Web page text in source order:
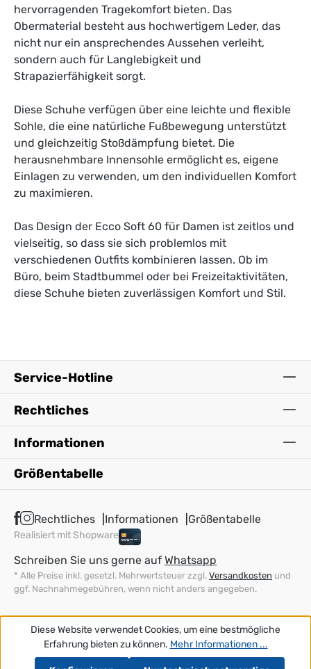
hervorragenden Tragekomfort bieten. Das
Obermaterial besteht aus hochwertigem Leder, das
nicht nur ein ansprechendes Aussehen verleiht,
sondern auch für Langlebigkeit und
Strapazierfähigkeit sorgt.
Diese Schuhe verfügen über eine leichte und flexible
Sohle, die eine natürliche Fußbewegung unterstützt
und gleichzeitig Stoßdämpfung bietet. Die
herausnehmbare Innensohle ermöglicht es, eigene
Einlagen zu verwenden, um den individuellen Komfort
zu maximieren.
Das Design der Ecco Soft 60 für Damen ist zeitlos und
vielseitig, so dass sie sich problemlos mit
verschiedenen Outfits kombinieren lassen. Ob im
Büro, beim Stadtbummel oder bei Freizeitaktivitäten,
diese Schuhe bieten zuverlässigen Komfort und Stil.
Service-Hotline
Rechtliches
Informationen
Größentabelle
Rechtliches Informationen Größentabelle
Realisiert mit Shopware
Schreiben Sie uns gerne auf Whatsapp
* Alle Preise inkl. gesetzl. Mehrwertsteuer zzgl. Versandkosten und
ggf. Nachnahmegebühren, wenn nicht anders angegeben.
Diese Website verwendet Cookies, um eine bestmögliche
Erfahrung bieten zu können. Mehr Informationen ...